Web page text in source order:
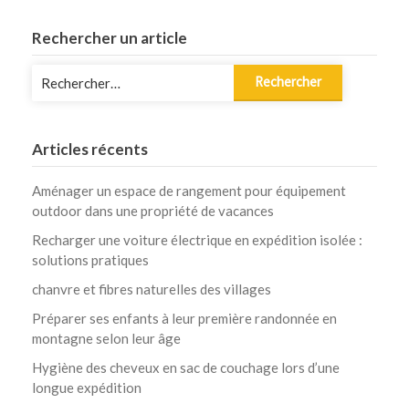
Rechercher un article
Articles récents
Aménager un espace de rangement pour équipement
outdoor dans une propriété de vacances
Recharger une voiture électrique en expédition isolée :
solutions pratiques
chanvre et fibres naturelles des villages
Préparer ses enfants à leur première randonnée en
montagne selon leur âge
Hygiène des cheveux en sac de couchage lors d’une
longue expédition